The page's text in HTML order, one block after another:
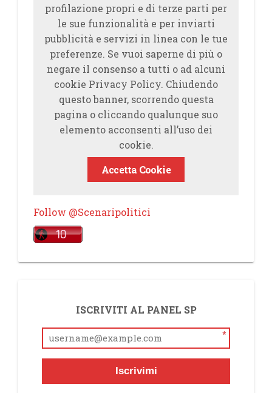
profilazione propri e di terze parti per
le sue funzionalità e per inviarti
pubblicità e servizi in linea con le tue
preferenze. Se vuoi saperne di più o
negare il consenso a tutti o ad alcuni
cookie Privacy Policy. Chiudendo
questo banner, scorrendo questa
pagina o cliccando qualunque suo
elemento acconsenti all’uso dei
cookie.
Accetta Cookie
Follow @Scenaripolitici
ISCRIVITI AL PANEL SP
*
Iscrivimi